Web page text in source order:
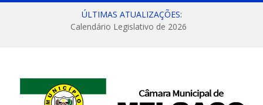
ÚLTIMAS ATUALIZAÇÕES:
Calendário Legislativo de 2026